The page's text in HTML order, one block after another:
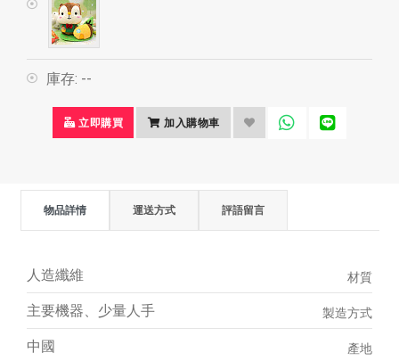
庫存: --
立即購買 加入購物車
物品詳情 運送方式 評語留言
材質
人造纖維
製造方式
主要機器、少量人手
產地
中國